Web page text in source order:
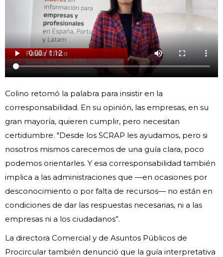
Colino retomó la palabra para insistir en la
corresponsabilidad. En su opinión, las empresas, en su
gran mayoría, quieren cumplir, pero necesitan
certidumbre. "Desde los SCRAP les ayudamos, pero si
nosotros mismos carecemos de una guía clara, poco
podemos orientarles. Y esa corresponsabilidad también
implica a las administraciones que —en ocasiones por
desconocimiento o por falta de recursos— no están en
condiciones de dar las respuestas necesarias, ni a las
empresas ni a los ciudadanos”.
La directora Comercial y de Asuntos Públicos de
Procircular también denunció que la guía interpretativa